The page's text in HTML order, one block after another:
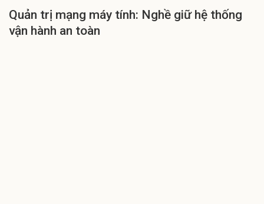
Quản trị mạng máy tính: Nghề giữ hệ thống
vận hành an toàn